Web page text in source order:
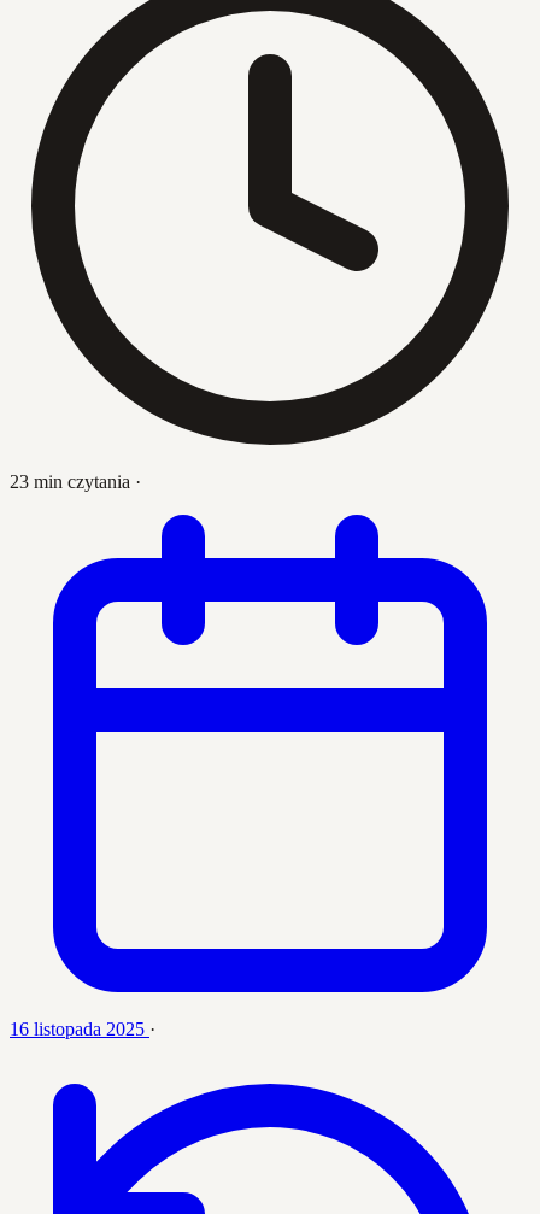
23 min czytania ·
16 listopada 2025 ·